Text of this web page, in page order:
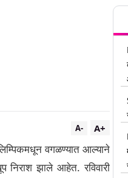
A+
A-
वगळण्यात आल्याने
निराश झाले आहेत. रविवारी